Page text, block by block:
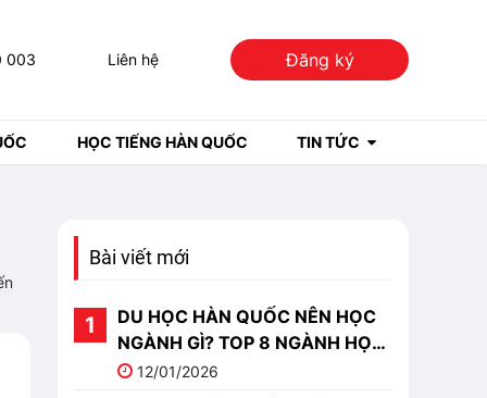
003 Liên hệ Đăng ký
HỌC TIẾNG HÀN QUỐC TIN TỨC
Bài viết mới
DU HỌC HÀN QUỐC NÊN HỌC
NGÀNH GÌ? TOP 8 NGÀNH HỌC
TRIỂN VỌNG NHẤT
12/01/2026